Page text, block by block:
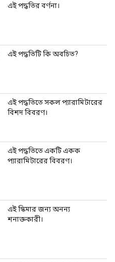
এই পদ্ধতির বর্ণনা।
এই পদ্ধতিটি কি অবচিত?
এই পদ্ধতিতে সকল প্যারামিটারের
বিশদ বিবরণ।
এই পদ্ধতিতে একটি একক
প্যারামিটারের বিবরণ।
এই স্কিমার জন্য অনন্য
শনাক্তকারী।